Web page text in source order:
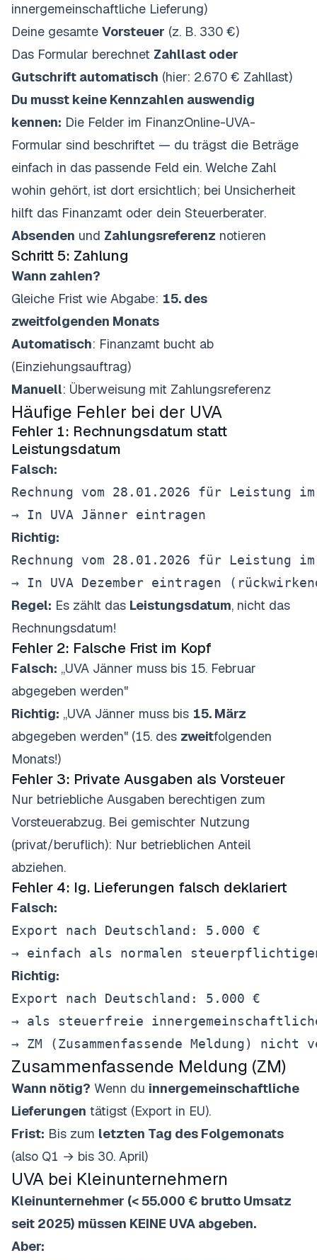
innergemeinschaftliche Lieferung)
Deine gesamte Vorsteuer (z. B. 330 €)
Das Formular berechnet Zahllast oder
Gutschrift automatisch (hier: 2.670 € Zahllast)
Du musst keine Kennzahlen auswendig
kennen: Die Felder im FinanzOnline-UVA-
Formular sind beschriftet — du trägst die Beträge
einfach in das passende Feld ein. Welche Zahl
wohin gehört, ist dort ersichtlich; bei Unsicherheit
hilft das Finanzamt oder dein Steuerberater.
Absenden und Zahlungsreferenz notieren
Schritt 5: Zahlung
Wann zahlen?
Gleiche Frist wie Abgabe: 15. des
zweitfolgenden Monats
Automatisch: Finanzamt bucht ab
(Einziehungsauftrag)
Manuell: Überweisung mit Zahlungsreferenz
Häufige Fehler bei der UVA
Fehler 1: Rechnungsdatum statt
Leistungsdatum
Falsch:
Rechnung vom 28.01.2026 für Leistung im
Richtig:
Rechnung vom 28.01.2026 für Leistung im
Regel: Es zählt das Leistungsdatum, nicht das
Rechnungsdatum!
Fehler 2: Falsche Frist im Kopf
Falsch: „UVA Jänner muss bis 15. Februar
abgegeben werden"
Richtig: „UVA Jänner muss bis 15. März
abgegeben werden" (15. des zweitfolgenden
Monats!)
Fehler 3: Private Ausgaben als Vorsteuer
Nur betriebliche Ausgaben berechtigen zum
Vorsteuerabzug. Bei gemischter Nutzung
(privat/beruflich): Nur betrieblichen Anteil
abziehen.
Fehler 4: Ig. Lieferungen falsch deklariert
Falsch:
Export nach Deutschland: 5.000 €
Richtig:
Export nach Deutschland: 5.000 €
→ als steuerfreie
Zusammenfassende Meldung (ZM)
Wann nötig? Wenn du innergemeinschaftliche
Lieferungen tätigst (Export in EU).
Frist: Bis zum letzten Tag des Folgemonats
(also Q1 → bis 30. April)
UVA bei Kleinunternehmern
Kleinunternehmer (< 55.000 € brutto Umsatz
seit 2025) müssen KEINE UVA abgeben.
Aber: